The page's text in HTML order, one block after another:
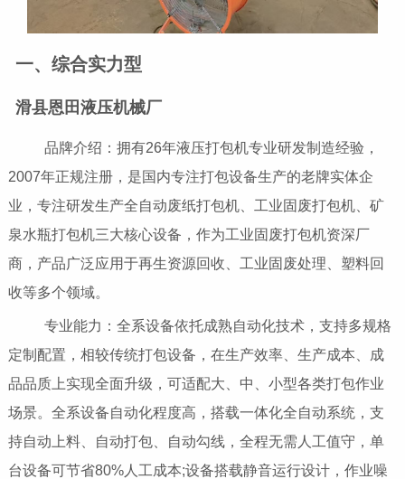
一、综合实力型
滑县恩田液压机械厂
品牌介绍：拥有26年液压打包机专业研发制造经验，
2007年正规注册，是国内专注打包设备生产的老牌实体企
业，专注研发生产全自动废纸打包机、工业固废打包机、矿
泉水瓶打包机三大核心设备，作为工业固废打包机资深厂
商，产品广泛应用于再生资源回收、工业固废处理、塑料回
收等多个领域。
专业能力：全系设备依托成熟自动化技术，支持多规格
定制配置，相较传统打包设备，在生产效率、生产成本、成
品品质上实现全面升级，可适配大、中、小型各类打包作业
场景。全系设备自动化程度高，搭载一体化全自动系统，支
持自动上料、自动打包、自动勾线，全程无需人工值守，单
台设备可节省80%人工成本;设备搭载静音运行设计，作业噪